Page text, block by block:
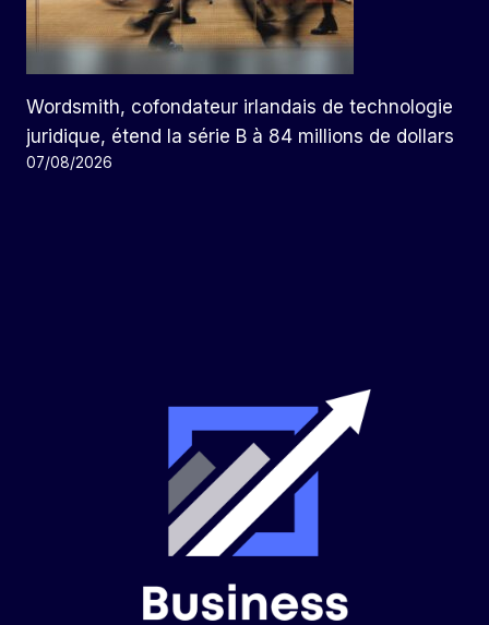
Wordsmith, cofondateur irlandais de technologie
juridique, étend la série B à 84 millions de dollars
07/08/2026